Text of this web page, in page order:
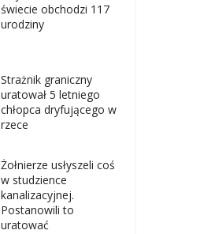
świecie obchodzi 117
urodziny
Strażnik graniczny
uratował 5 letniego
chłopca dryfującego w
rzece
Żołnierze usłyszeli coś
w studzience
kanalizacyjnej.
Postanowili to
uratować